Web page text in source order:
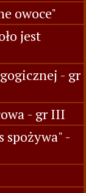
owoce"
jest
- gr
- gr III
spożywa" -